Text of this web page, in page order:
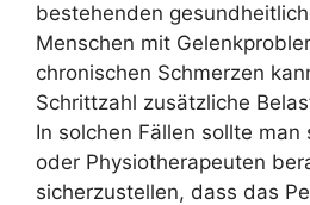
bestehenden
Menschen mit
chronischen Schmerzen
Schrittzahl zusätzliche
In solchen Fällen sollte
oder Physiotherapeuten
sicherzustellen, dass das